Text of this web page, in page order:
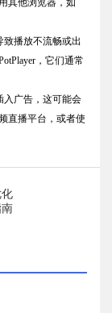
其他浏览器，如
致播放不流畅或出
，它们通常
入广告，这可能会
直播平台，或者使